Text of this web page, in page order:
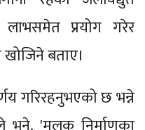
प्रयोग गरेर
बताए।
गरिरहनुभएको छ भन्ने